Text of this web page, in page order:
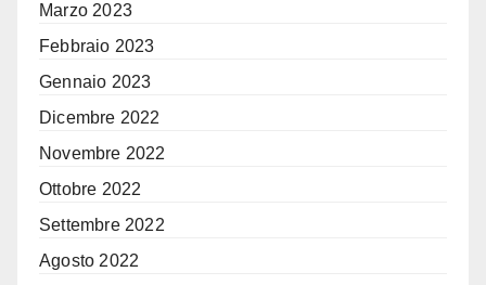
Marzo 2023
Febbraio 2023
Gennaio 2023
Dicembre 2022
Novembre 2022
Ottobre 2022
Settembre 2022
Agosto 2022